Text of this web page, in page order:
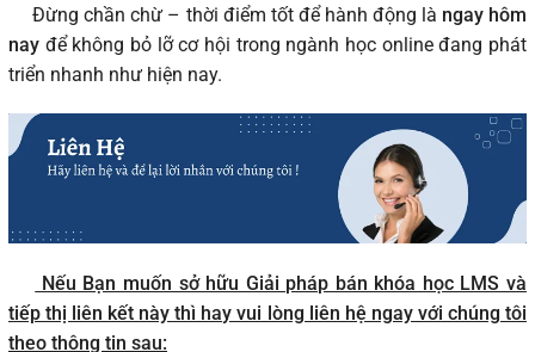
Đừng chần chừ – thời điểm tốt để hành động là ngay hôm
nay để không bỏ lỡ cơ hội trong ngành học online đang phát
triển nhanh như hiện nay.
Nếu Bạn muốn sở hữu Giải pháp bán khóa học LMS và
tiếp thị liên kết này thì hay vui lòng liên hệ ngay với chúng tôi
theo thông tin sau: